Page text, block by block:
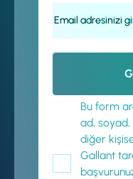
Bu form
ad,
diğer
Gallant